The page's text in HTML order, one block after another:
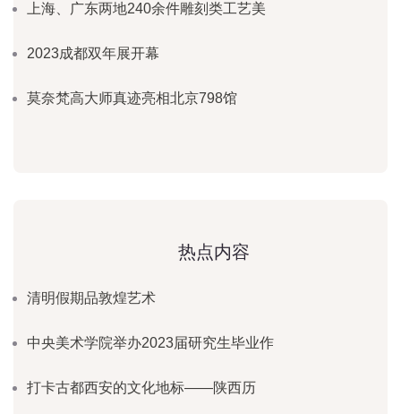
上海、广东两地240余件雕刻类工艺美
2023成都双年展开幕
莫奈梵高大师真迹亮相北京798馆
热点内容
清明假期品敦煌艺术
中央美术学院举办2023届研究生毕业作
打卡古都西安的文化地标——陕西历